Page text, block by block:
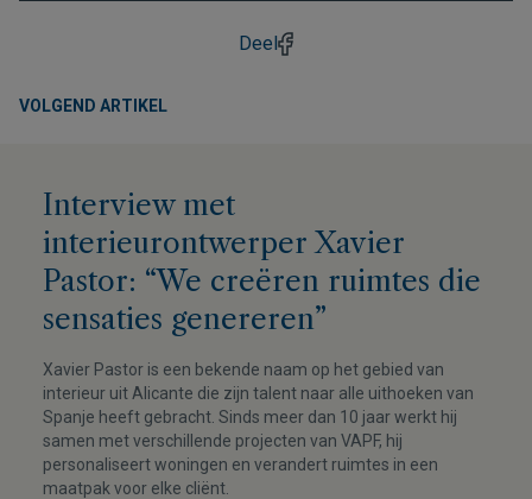
Deel
VOLGEND ARTIKEL
Interview met
interieurontwerper Xavier
Pastor: “We creëren ruimtes die
sensaties genereren”
Xavier Pastor is een bekende naam op het gebied van
interieur uit Alicante die zijn talent naar alle uithoeken van
Spanje heeft gebracht. Sinds meer dan 10 jaar werkt hij
samen met verschillende projecten van VAPF, hij
personaliseert woningen en verandert ruimtes in een
maatpak voor elke cliënt.